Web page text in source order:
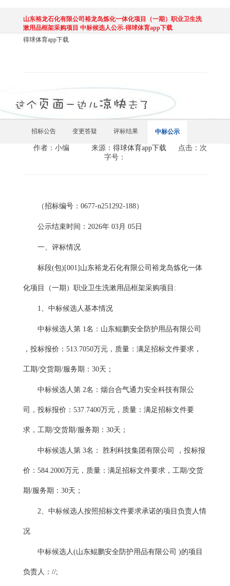
山东裕龙石化有限公司裕龙岛炼化一体化项目（一期）职业卫生洗
漱用品框架采购项目 中标候选人公示-得球体育app下载
得球体育app下载
招标公告 变更答疑 评标结果 中标公示
作者：小编 来源： 得球体育app下载
点击：次
字号：
（招标编号： 0677-n251292-188）
公示结束时间： 2026年 03月 05日
一、评标情况
标段(包)[001]山东裕龙石化有限公司裕龙岛炼化一体
化项目（一期）职业卫生洗漱用品框架采购项目:
1、中标候选人基本情况
中标候选人第 1名：山东鲲鹏安全防护用品有限公司
，投标报价：513.7050万元，质量：满足招标文件要求，
工期/交货期/服务期：30天；
中标候选人第 2名：烟台合气通力安全科技有限公
司，投标报价：537.7400万元，质量：满足招标文件要
求，工期/交货期/服务期：30天；
中标候选人第 3名： 胜利科技集团有限公司 ，投标报
价：584.2000万元，质量：满足招标文件要求，工期/交货
期/服务期：30天；
2、中标候选人按照招标文件要求承诺的项目负责人情
况
中标候选人(山东鲲鹏安全防护用品有限公司 )的项目
负责人：//;